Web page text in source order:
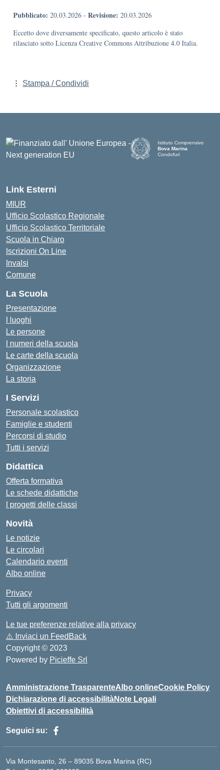
Pubblicato: 20.03.2026 - Revisione: 20.03.2026
Eccetto dove diversamente specificato, questo articolo è stato
rilasciato sotto Licenza Creative Commons Attribuzione 4.0 Italia.
Stampa / Condividi
Istituto Comprensivo
Bova Marina
Condofuri
Link Esterni
MIUR
Ufficio Scolastico Regionale
Ufficio Scolastico Territoriale
Scuola in Chiaro
Iscrizioni On Line
Invalsi
Comune
La Scuola
Presentazione
I luoghi
Le persone
I numeri della scuola
Le carte della scuola
Organizzazione
La storia
I Servizi
Personale scolastico
Famiglie e studenti
Percorsi di studio
Tutti i servizi
Didattica
Offerta formativa
Le schede didattiche
I progetti delle classi
Novità
Le notizie
Le circolari
Calendario eventi
Albo online
Privacy
Tutti gli argomenti
Le tue preferenze relative alla privacy
⚠️ Inviaci un FeedBack
Copyright © 2023
Powered by Picieffe Srl
Amministrazione TrasparenteAlbo onlineCookie Policy
Dichiarazione di accessibilitàNote Legali
Obiettivi di accessibilità
Seguici su:
Via Montesanto, 26 – 89035 Bova Marina (RC)